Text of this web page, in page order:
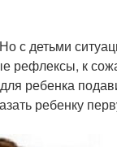
с детьми
рефлексы, к
ребенка
ребенку